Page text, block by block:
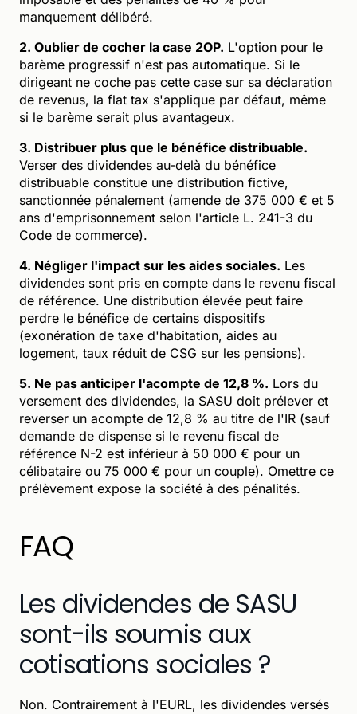
manquement délibéré.
2. Oublier de cocher la case 2OP. L'option pour le
barème progressif n'est pas automatique. Si le
dirigeant ne coche pas cette case sur sa déclaration
de revenus, la flat tax s'applique par défaut, même
si le barème serait plus avantageux.
3. Distribuer plus que le bénéfice distribuable.
Verser des dividendes au-delà du bénéfice
distribuable constitue une distribution fictive,
sanctionnée pénalement (amende de 375 000 € et 5
ans d'emprisonnement selon l'article L. 241-3 du
Code de commerce).
4. Négliger l'impact sur les aides sociales. Les
dividendes sont pris en compte dans le revenu fiscal
de référence. Une distribution élevée peut faire
perdre le bénéfice de certains dispositifs
(exonération de taxe d'habitation, aides au
logement, taux réduit de CSG sur les pensions).
5. Ne pas anticiper l'acompte de 12,8 %. Lors du
versement des dividendes, la SASU doit prélever et
reverser un acompte de 12,8 % au titre de l'IR (sauf
demande de dispense si le revenu fiscal de
référence N-2 est inférieur à 50 000 € pour un
célibataire ou 75 000 € pour un couple). Omettre ce
prélèvement expose la société à des pénalités.
FAQ
Les dividendes de SASU
sont-ils soumis aux
cotisations sociales ?
Non. Contrairement à l'EURL, les dividendes versés